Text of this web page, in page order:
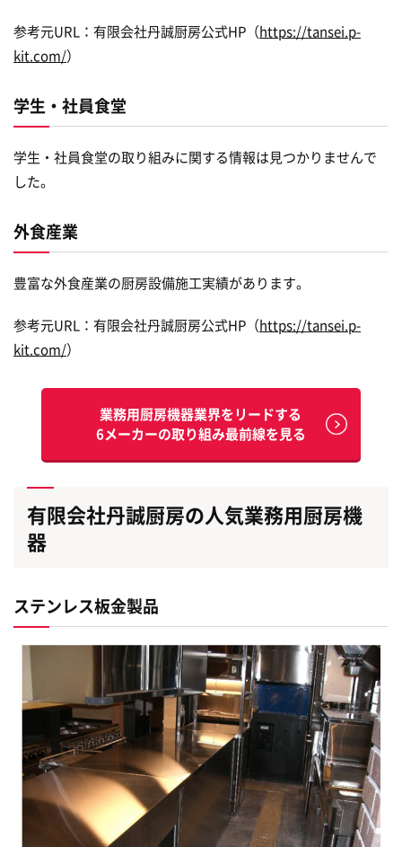
参考元URL：有限会社丹誠厨房公式HP（https://tansei.p-
kit.com/）
学生・社員食堂
学生・社員食堂の取り組みに関する情報は見つかりませんで
した。
外食産業
豊富な外食産業の厨房設備施工実績があります。
参考元URL：有限会社丹誠厨房公式HP（https://tansei.p-
kit.com/）
業務用厨房機器業界をリードする
6メーカーの取り組み最前線を見る
有限会社丹誠厨房の人気業務用厨房機
器
ステンレス板金製品